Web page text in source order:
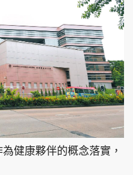
健康夥伴的概念落實，